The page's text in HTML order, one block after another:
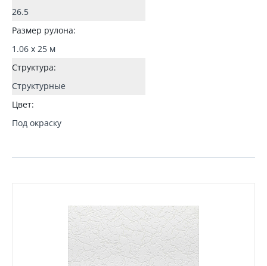
26.5
Размер рулона:
1.06 x 25 м
Структура:
Структурные
Цвет:
Под окраску